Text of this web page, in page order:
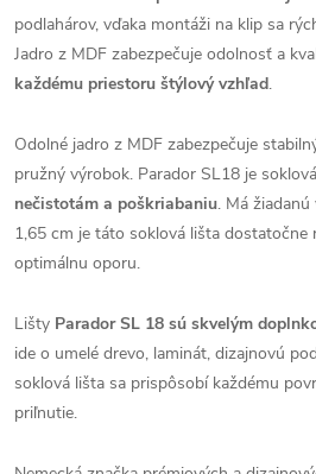
podlahárov, vďaka montáži na klip sa
Jadro z MDF zabezpečuje odolnosť a
každému priestoru štýlový vzhľad.
Odolné jadro z MDF zabezpečuje
pružný výrobok. Parador SL18 je
nečistotám a poškriabaniu. Má
1,65 cm je táto soklová lišta dostatočne
optimálnu oporu.
Lišty Parador SL 18 sú skvelým
ide o umelé drevo, laminát, dizajnovú
soklová lišta sa prispôsobí každému
priľnutie.